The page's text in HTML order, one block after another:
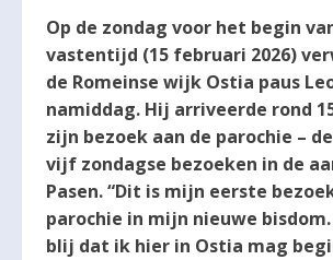
Op de zondag voor het begin
vastentijd (15 februari 2026)
de Romeinse wijk Ostia paus
namiddag. Hij arriveerde rond
zijn bezoek aan de parochie –
vijf zondagse bezoeken in de
Pasen. “Dit is mijn eerste
parochie in mijn nieuwe
blij dat ik hier in Ostia mag